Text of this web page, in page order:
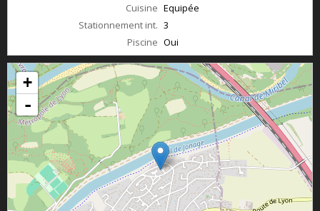
Cuisine Equipée
Stationnement int. 3
Piscine Oui
+
-